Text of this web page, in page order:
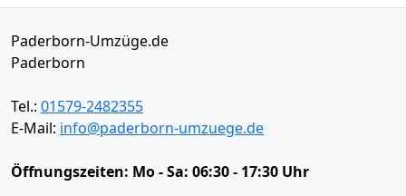
Paderborn-Umzüge.de
Paderborn
Tel.: 01579-2482355
E-Mail: info@paderborn-umzuege.de
Öffnungszeiten: Mo - Sa: 06:30 - 17:30 Uhr